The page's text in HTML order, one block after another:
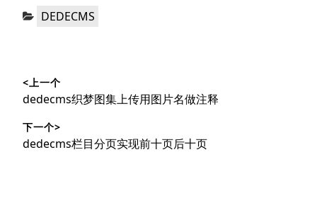
分
DEDECMS
章
导
航
<上一个
上
文
章：
dedecms织梦图集上传用图片名做注释
下一个>
下
dedecms栏目分页实现前十页后十页